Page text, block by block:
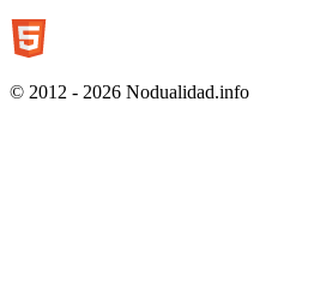
© 2012 - 2026 Nodualidad.info